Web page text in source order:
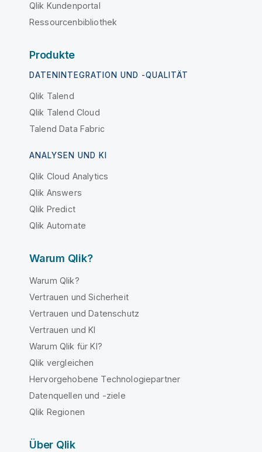
Qlik Kundenportal
Ressourcenbibliothek
Produkte
DATENINTEGRATION UND -QUALITÄT
Qlik Talend
Qlik Talend Cloud
Talend Data Fabric
ANALYSEN UND KI
Qlik Cloud Analytics
Qlik Answers
Qlik Predict
Qlik Automate
Warum Qlik?
Warum Qlik?
Vertrauen und Sicherheit
Vertrauen und Datenschutz
Vertrauen und KI
Warum Qlik für KI?
Qlik vergleichen
Hervorgehobene Technologiepartner
Datenquellen und -ziele
Qlik Regionen
Über Qlik